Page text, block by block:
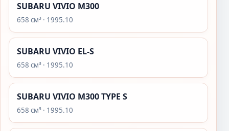
SUBARU VIVIO M300
658 см³ · 1995.10
SUBARU VIVIO EL-S
658 см³ · 1995.10
SUBARU VIVIO M300 TYPE S
658 см³ · 1995.10